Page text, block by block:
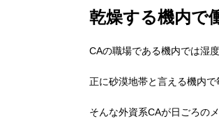
乾燥する機内で
CAの職場である機内では湿
正に砂漠地帯と言える機内
そんな外資系CAが日ごろの